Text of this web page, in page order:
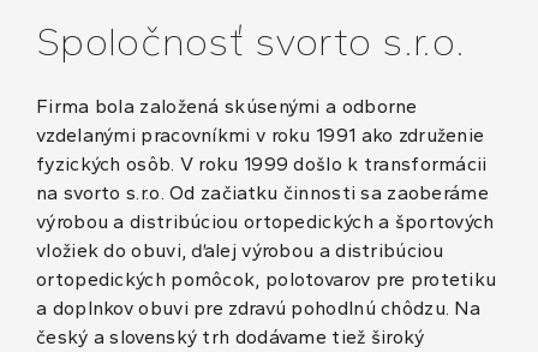
Spoločnosť svorto s.r.o.
Firma bola založená skúsenými a odborne
vzdelanými pracovníkmi v roku 1991 ako združenie
fyzických osôb. V roku 1999 došlo k transformácii
na svorto s.r.o. Od začiatku činnosti sa zaoberáme
výrobou a distribúciou ortopedických a športových
vložiek do obuvi, ďalej výrobou a distribúciou
ortopedických pomôcok, polotovarov pre protetiku
a doplnkov obuvi pre zdravú pohodlnú chôdzu. Na
český a slovenský trh dodávame tiež široký